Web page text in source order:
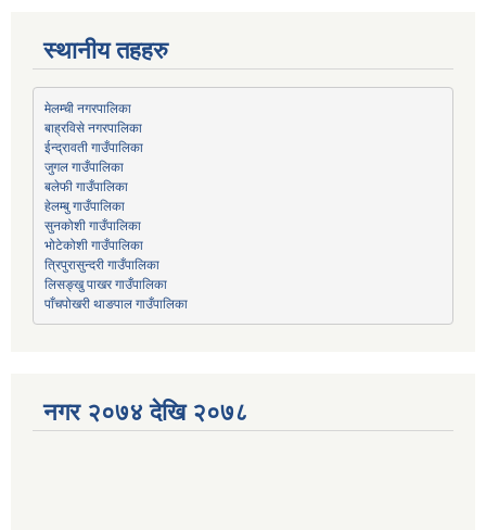
स्थानीय तहहरु
मेलम्ची नगरपालिका
बाह्रविसे नगरपालिका
ईन्द्रावती गाउँपालिका
जुगल गाउँपालिका
बलेफी गाउँपालिका
हेलम्बु गाउँपालिका
सुनकोशी गाउँपालिका
भोटेकोशी गाउँपालिका
त्रिपुरासुन्दरी गाउँपालिका
लिसङ्खु पाखर गाउँपालिका
पाँचपोखरी थाङपाल गाउँपालिका
नगर २०७४ देखि २०७८